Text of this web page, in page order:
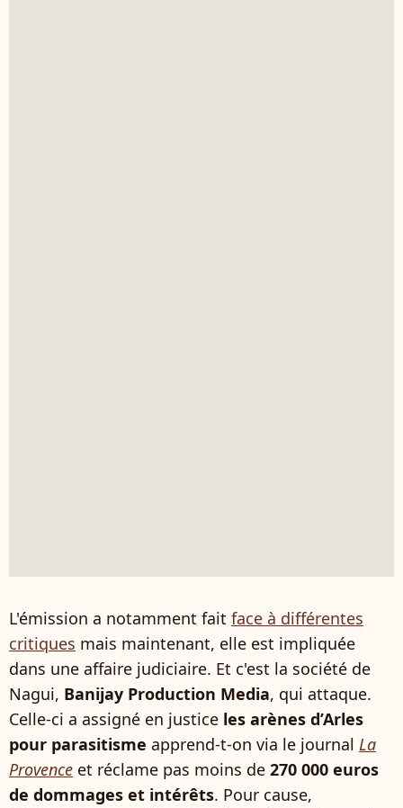
L'émission a notamment fait face à différentes
critiques mais maintenant, elle est impliquée
dans une affaire judiciaire. Et c'est la société de
Nagui, Banijay Production Media, qui attaque.
Celle-ci a assigné en justice les arènes d’Arles
pour parasitisme apprend-t-on via le journal La
Provence et réclame pas moins de 270 000 euros
de dommages et intérêts. Pour cause,